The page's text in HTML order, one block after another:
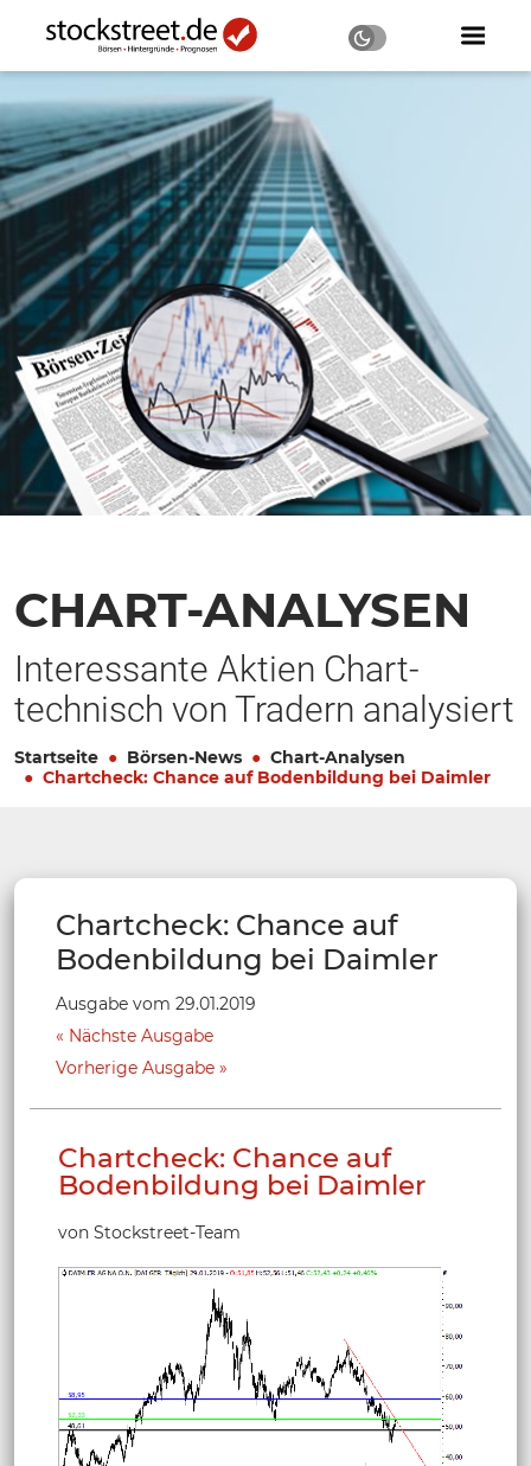
CHART-ANALYSEN
Interessante Aktien Chart-
technisch von Tradern analysiert
Startseite Börsen-News
Chart-Analysen
Chartcheck: Chance auf Bodenbildung bei Daimler
Chartcheck: Chance auf
Bodenbildung bei Daimler
Ausgabe vom 29.01.2019
Nächste Ausgabe
Vorherige Ausgabe
Chartcheck: Chance auf
Bodenbildung bei Daimler
von Stockstreet-Team